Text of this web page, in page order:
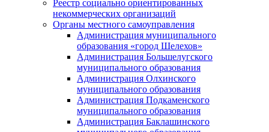
Реестр социально ориентированных
некоммерческих организаций
Органы местного самоуправления
Администрация муниципального
образования «город Шелехов»
Администрация Большелугского
муниципального образования
Администрация Олхинского
муниципального образования
Администрация Подкаменского
муниципального образования
Администрация Баклашинского